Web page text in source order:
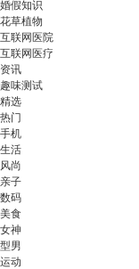
婚假知识
花草植物
互联网医院
互联网医疗
资讯
趣味测试
精选
热门
手机
生活
风尚
亲子
数码
美食
女神
型男
运动